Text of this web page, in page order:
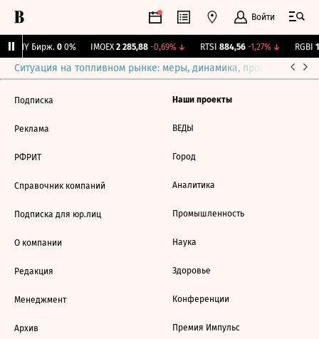
Войти
CNY Бирж. 0 0% IMOEX 2 285,88 -0,69%↓ RTSI 884,56 -1,27%↓ RGBI
Ситуация на топливном рынке: меры, динамика, прогнозы
Подписка
Реклама
РФРИТ
Справочник компаний
Подписка для юр.лиц
О компании
Редакция
Менеджмент
Архив
Наши проекты
ВЕДЫ
Город
Аналитика
Промышленность
Наука
Здоровье
Конференции
Премия Импульс